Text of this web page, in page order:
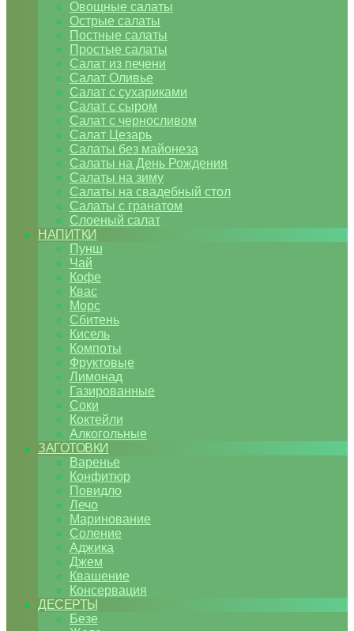
Овощные салаты
Острые салаты
Постные салаты
Простые салаты
Салат из печени
Салат Оливье
Салат с сухариками
Салат с сыром
Салат с черносливом
Салат Цезарь
Салаты без майонеза
Салаты на День Рождения
Салаты на зиму
Салаты на свадебный стол
Салаты с гранатом
Слоеный салат
НАПИТКИ
Пунш
Чай
Кофе
Квас
Морс
Сбитень
Кисель
Компоты
Фруктовые
Лимонад
Газированные
Соки
Коктейли
Алкогольные
ЗАГОТОВКИ
Варенье
Конфитюр
Повидло
Лечо
Маринование
Соление
Аджика
Джем
Квашение
Консервация
ДЕСЕРТЫ
Безе